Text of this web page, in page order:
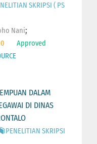
SKRIPSI ( PS
Nani;
Approved
DALAM
DI DINAS
PENELITIAN SKRIPSI